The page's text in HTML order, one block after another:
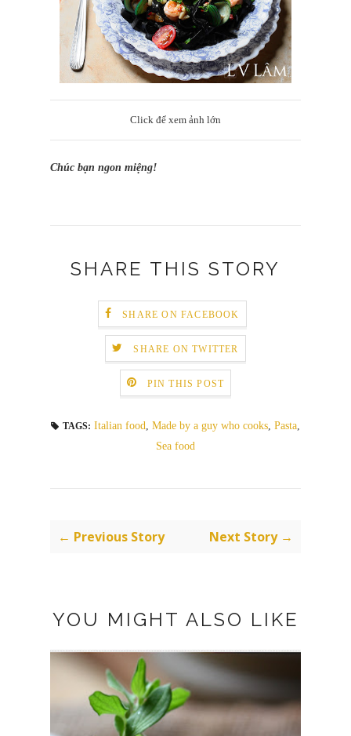
Click để xem ảnh lớn
Chúc bạn ngon miệng!
SHARE THIS STORY
SHARE ON FACEBOOK
SHARE ON TWITTER
PIN THIS POST
TAGS: Italian food, Made by a guy who cooks, Pasta,
Sea food
← Previous Story Next Story →
YOU MIGHT ALSO LIKE